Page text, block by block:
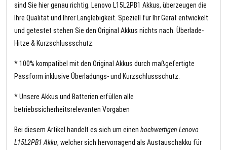
sind Sie hier genau richtig. Lenovo L15L2PB1 Akkus, überzeugen die
Ihre Qualität und Ihrer Langlebigkeit. Speziell für Ihr Gerät entwickelt
und getestet stehen Sie den Original Akkus nichts nach. Überlade-
Hitze & Kurzschlussschutz.
* 100% kompatibel mit den Original Akkus durch maßgefertigte
Passform inklusive Überladungs- und Kurzschlussschutz.
* Unsere Akkus und Batterien erfüllen alle
betriebssicherheitsrelevanten Vorgaben
Bei diesem Artikel handelt es sich um einen hochwertigen Lenovo
L15L2PB1 Akku, welcher sich hervorragend als Austauschakku für